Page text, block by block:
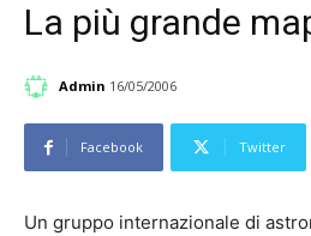
La più grande
Admin 16/05/2006
Facebook Twitter
Un gruppo internazionale di